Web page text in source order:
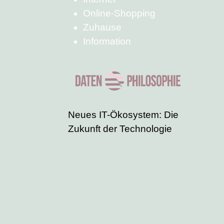
Online-Shopping
Zuhause
Information
Neues IT-Ökosystem: Die
Zukunft der Technologie